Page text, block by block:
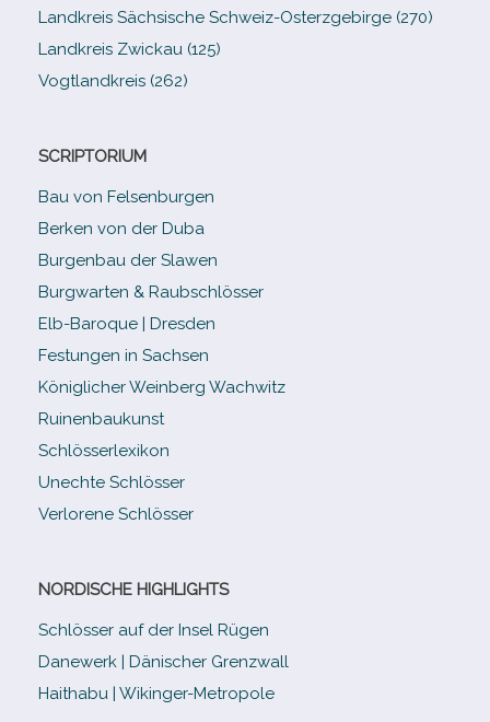
Landkreis Sächsische Schweiz-​Osterzgebirge (270)
Landkreis Zwickau (125)
Vogtlandkreis (262)
SCRIPTORIUM
Bau von Felsenburgen
Berken von der Duba
Burgenbau der Slawen
Burgwarten & Raubschlösser
Elb-​Baroque | Dresden
Festungen in Sachsen
Königlicher Weinberg Wachwitz
Ruinenbaukunst
Schlösserlexikon
Unechte Schlösser
Verlorene Schlösser
NORDISCHE HIGHLIGHTS
Schlösser auf der Insel Rügen
Danewerk | Dänischer Grenzwall
Haithabu | Wikinger-Metropole